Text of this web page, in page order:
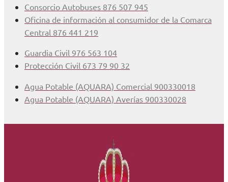
Consorcio Autobuses 876 507 945
Oficina de información al consumidor de la Comarca
Central 876 441 219
Guardia Civil 976 563 104
Protección Civil 673 79 90 32
Agua Potable (AQUARA) Comercial 900330018
Agua Potable (AQUARA) Averías 900330028